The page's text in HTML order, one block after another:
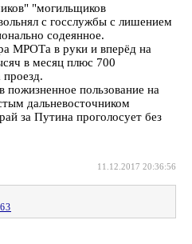
"могильщиков
с госслужбы с лишением
содеянное.
МРОТа в руки и вперёд на
в месяц плюс 700
пожизненное пользование на
дальневосточником
за Путина проголосует без
11.12.2017 20:36:56